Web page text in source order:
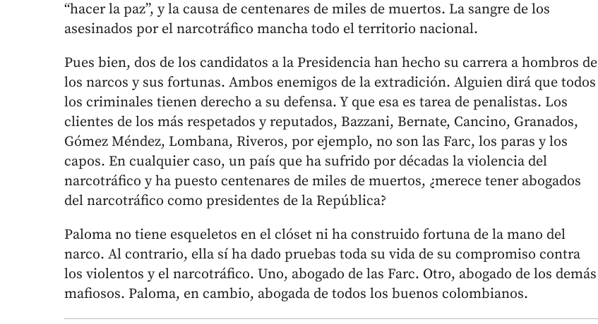
“hacer la paz”, y la causa de centenares de miles de muertos. La sangre de los
asesinados por el narcotráfico mancha todo el territorio nacional.
Pues bien, dos de los candidatos a la Presidencia han hecho su carrera a hombros de
los narcos y sus fortunas. Ambos enemigos de la extradición. Alguien dirá que todos
los criminales tienen derecho a su defensa. Y que esa es tarea de penalistas. Los
clientes de los más respetados y reputados, Bazzani, Bernate, Cancino, Granados,
Gómez Méndez, Lombana, Riveros, por ejemplo, no son las Farc, los paras y los
capos. En cualquier caso, un país que ha sufrido por décadas la violencia del
narcotráfico y ha puesto centenares de miles de muertos, ¿merece tener abogados
del narcotráfico como presidentes de la República?
Paloma no tiene esqueletos en el clóset ni ha construido fortuna de la mano del
narco. Al contrario, ella sí ha dado pruebas toda su vida de su compromiso contra
los violentos y el narcotráfico. Uno, abogado de las Farc. Otro, abogado de los demás
mafiosos. Paloma, en cambio, abogada de todos los buenos colombianos.